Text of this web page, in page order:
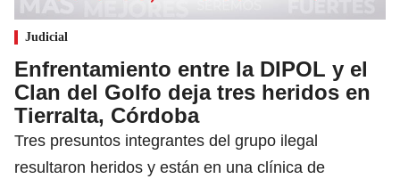
Judicial
Enfrentamiento entre la DIPOL y el
Clan del Golfo deja tres heridos en
Tierralta, Córdoba
Tres presuntos integrantes del grupo ilegal
resultaron heridos y están en una clínica de